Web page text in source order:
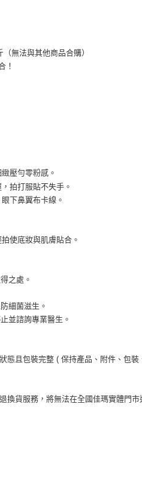
無法與其他商品合購）
！
壓勻零粉感。
拍打服貼不失手。
下鼻翼布卡線。
使底妝與肌膚貼合。
之處。
細菌滋生。
並諮詢專業醫生。
態且包裝完整 ( 保持產品、附件、包
換貨服務，將無法在全國佳瑪實體門